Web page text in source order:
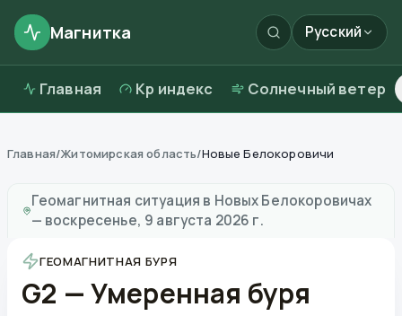
Магнитка Русский
Главная Kp индекс Солнечный ветер
Главная/Житомирская область/Новые Белокоровичи
Геомагнитная ситуация в Новых Белокоровичах
— воскресенье, 9 августа 2026 г.
ГЕОМАГНИТНАЯ БУРЯ
G2 — Умеренная буря